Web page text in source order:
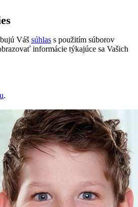
Váš súhlas s použitím súborov
informácie týkajúce sa Vašich
.